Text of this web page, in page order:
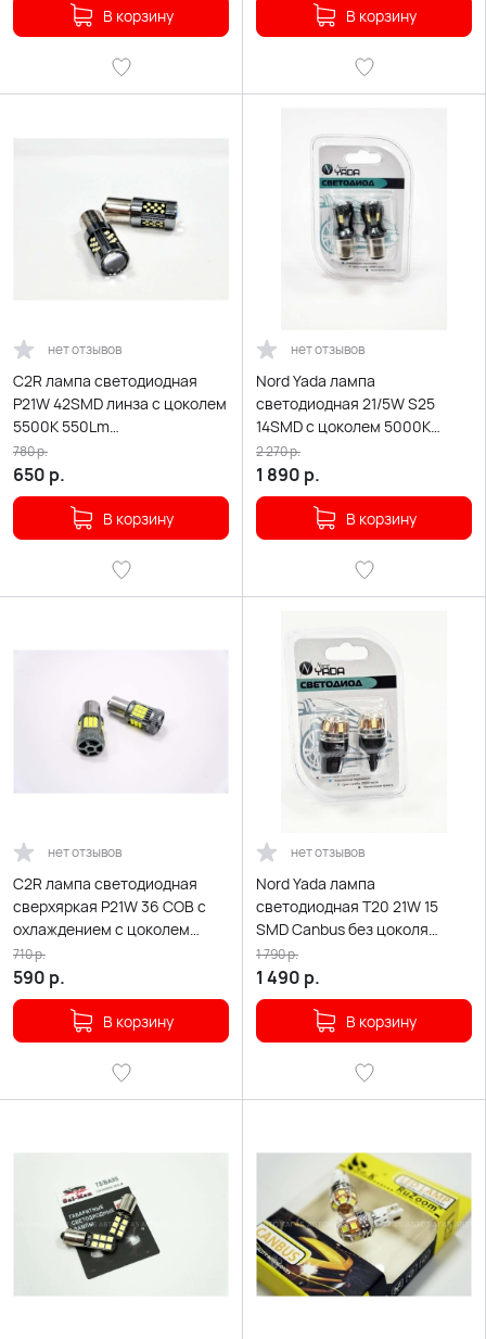
В корзину В корзину
нет отзывов
C2R лампа светодиодная
P21W 42SMD линза c цоколем
5500K 550Lm
одноконтактная белая 2шт
S0072
650 р.
780р.
В корзину
нет отзывов
Nord Yada лампа
светодиодная 21/5W S25
14SMD c цоколем 5000K
380Lm двухконт белая с
обманкой 2шт
1 890 р.
2 270р.
В корзину
нет отзывов
C2R лампа светодиодная
сверхяркая P21W 36 COB с
охлаждением c цоколем
5500K 700Lm 1 конт белая 1шт
590 р.
710р.
В корзину
нет отзывов
Nord Yada лампа
светодиодная T20 21W 15
SMD Canbus без цоколя
5000K 420Lm
одноконтактная белая 2шт
1 490 р.
1 790р.
В корзину